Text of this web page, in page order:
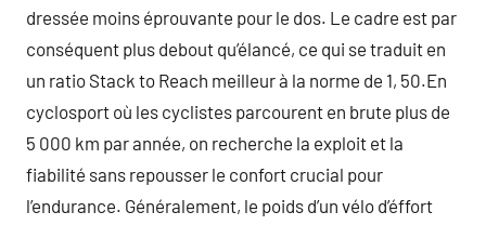
dressée moins éprouvante pour le dos. Le cadre est par
conséquent plus debout qu’élancé, ce qui se traduit en
un ratio Stack to Reach meilleur à la norme de 1, 50.En
cyclosport où les cyclistes parcourent en brute plus de
5 000 km par année, on recherche la exploit et la
fiabilité sans repousser le confort crucial pour
l’endurance. Généralement, le poids d’un vélo d’éffort